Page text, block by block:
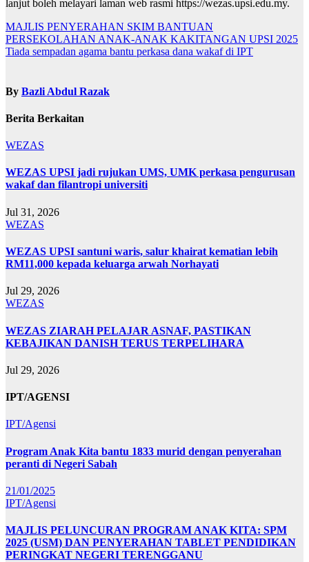
lanjut boleh melayari laman web rasmi https://wezas.upsi.edu.my.
Navigasi
kiriman
MAJLIS PENYERAHAN SKIM BANTUAN
PERSEKOLAHAN ANAK-ANAK KAKITANGAN UPSI 2025
Tiada sempadan agama bantu perkasa dana wakaf di IPT
By Bazli Abdul Razak
Berita Berkaitan
WEZAS
WEZAS UPSI jadi rujukan UMS, UMK perkasa pengurusan
wakaf dan filantropi universiti
Jul 31, 2026
WEZAS
WEZAS UPSI santuni waris, salur khairat kematian lebih
RM11,000 kepada keluarga arwah Norhayati
Jul 29, 2026
WEZAS
WEZAS ZIARAH PELAJAR ASNAF, PASTIKAN
KEBAJIKAN DANISH TERUS TERPELIHARA
Jul 29, 2026
IPT/AGENSI
IPT/Agensi
Program Anak Kita bantu 1833 murid dengan penyerahan
peranti di Negeri Sabah
21/01/2025
IPT/Agensi
MAJLIS PELUNCURAN PROGRAM ANAK KITA: SPM
2025 (USM) DAN PENYERAHAN TABLET PENDIDIKAN
PERINGKAT NEGERI TERENGGANU